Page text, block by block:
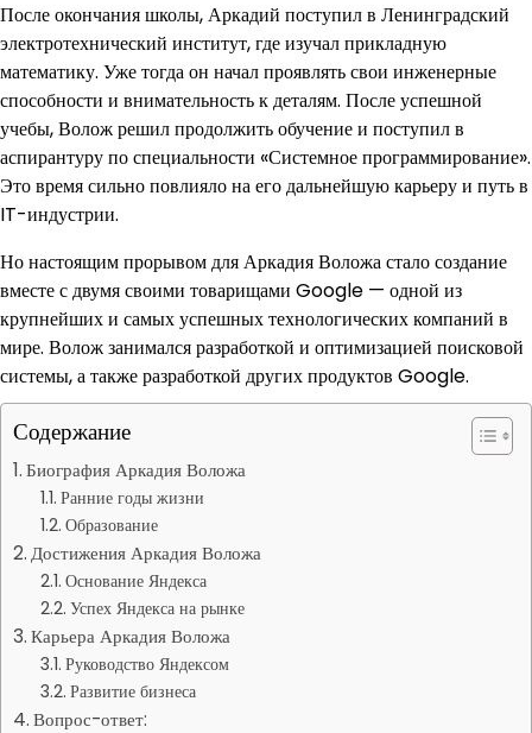
После окончания школы, Аркадий поступил в Ленинградский
электротехнический институт, где изучал прикладную
математику. Уже тогда он начал проявлять свои инженерные
способности и внимательность к деталям. После успешной
учебы, Волож решил продолжить обучение и поступил в
аспирантуру по специальности «Системное программирование».
Это время сильно повлияло на его дальнейшую карьеру и путь в
IT-индустрии.
Но настоящим прорывом для Аркадия Воложа стало создание
вместе с двумя своими товарищами Google — одной из
крупнейших и самых успешных технологических компаний в
мире. Волож занимался разработкой и оптимизацией поисковой
системы, а также разработкой других продуктов Google.
Содержание
Биография Аркадия Воложа
Ранние годы жизни
Образование
Достижения Аркадия Воложа
Основание Яндекса
Успех Яндекса на рынке
Карьера Аркадия Воложа
Руководство Яндексом
Развитие бизнеса
Вопрос-ответ: